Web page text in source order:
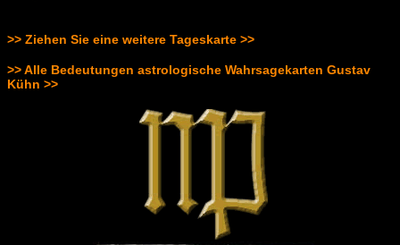
>> Ziehen Sie eine weitere Tageskarte >>
>> Alle Bedeutungen astrologische Wahrsagekarten Gustav
Kühn >>